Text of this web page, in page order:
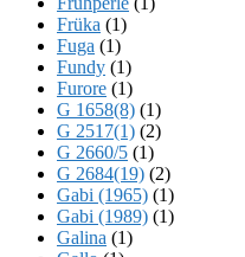
Früka (1)
Fuga (1)
Fundy (1)
Furore (1)
G 1658(8) (1)
G 2517(1) (2)
G 2660/5 (1)
G 2684(19) (2)
Gabi (1965) (1)
Gabi (1989) (1)
Galina (1)